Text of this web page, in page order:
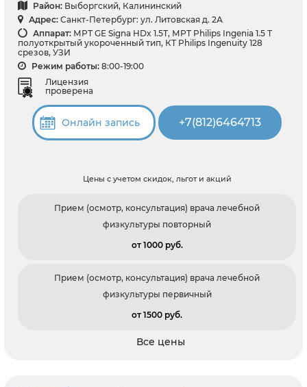
Район: Выборгский, Калининский
Адрес: Санкт-Петербург: ул. Литовская д. 2А
Аппарат: МРТ GЕ Signa HDx 1.5Т, МРТ Philips Ingenia 1.5 Т
полуоткрытый укороченный тип, КТ Philips Ingenuity 128
срезов, УЗИ
Режим работы: 8:00-19:00
Лицензия
проверена
Онлайн запись +7(812)6464713
Цены с учетом скидок, льгот и акций
Прием (осмотр, консультация) врача лечебной
физкультуры повторный
от 1000 pуб.
Прием (осмотр, консультация) врача лечебной
физкультуры первичный
от 1500 pуб.
Все цены